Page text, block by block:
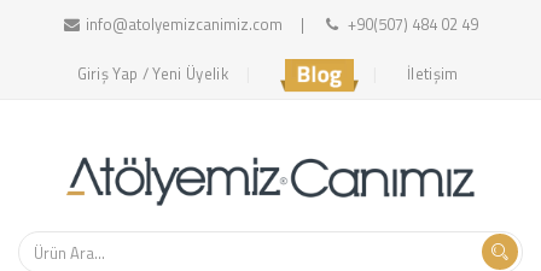
info@atolyemizcanimiz.com +90(507) 484 02 49
Giriş Yap / Yeni Üyelik İletişim